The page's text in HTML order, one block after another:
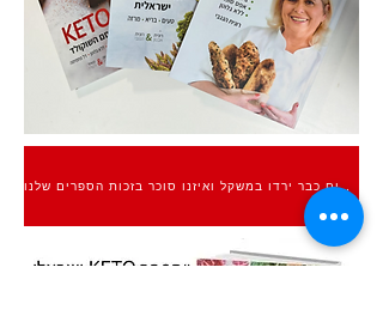
אלפים כבר ירדו במשקל ואיזנו סוכר בזכות הספרים שלנו